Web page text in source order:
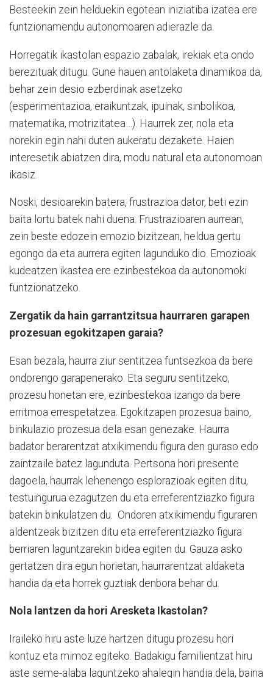
Besteekin zein helduekin egotean iniziatiba izatea ere
funtzionamendu autonomoaren adierazle da.
Horregatik ikastolan espazio zabalak, irekiak eta ondo
berezituak ditugu. Gune hauen antolaketa dinamikoa da,
behar zein desio ezberdinak asetzeko
(esperimentazioa, eraikuntzak, ipuinak, sinbolikoa,
matematika, motrizitatea…). Haurrek zer, nola eta
norekin egin nahi duten aukeratu dezakete. Haien
interesetik abiatzen dira, modu natural eta autonomoan
ikasiz.
Noski, desioarekin batera, frustrazioa dator, beti ezin
baita lortu batek nahi duena. Frustrazioaren aurrean,
zein beste edozein emozio bizitzean, heldua gertu
egongo da eta aurrera egiten lagunduko dio. Emozioak
kudeatzen ikastea ere ezinbestekoa da autonomoki
funtzionatzeko.
Zergatik da hain garrantzitsua haurraren garapen
prozesuan egokitzapen garaia?
Esan bezala, haurra ziur sentitzea funtsezkoa da bere
ondorengo garapenerako. Eta seguru sentitzeko,
prozesu honetan ere, ezinbestekoa izango da bere
erritmoa errespetatzea. Egokitzapen prozesua baino,
binkulazio prozesua dela esan genezake. Haurra
badator berarentzat atxikimendu figura den guraso edo
zaintzaile batez lagunduta. Pertsona hori presente
dagoela, haurrak lehenengo esplorazioak egiten ditu,
testuingurua ezagutzen du eta erreferentziazko figura
batekin binkulatzen du. Ondoren atxikimendu figuraren
aldentzeak bizitzen ditu eta erreferentziazko figura
berriaren laguntzarekin bidea egiten du. Gauza asko
gertatzen dira egun horietan, haurrarentzat aldaketa
handia da eta horrek guztiak denbora behar du.
Nola lantzen da hori Aresketa Ikastolan?
Iraileko hiru aste luze hartzen ditugu prozesu hori
kontuz eta mimoz egiteko. Badakigu familientzat hiru
aste seme-alaba laguntzeko ahalegin handia dela, baina